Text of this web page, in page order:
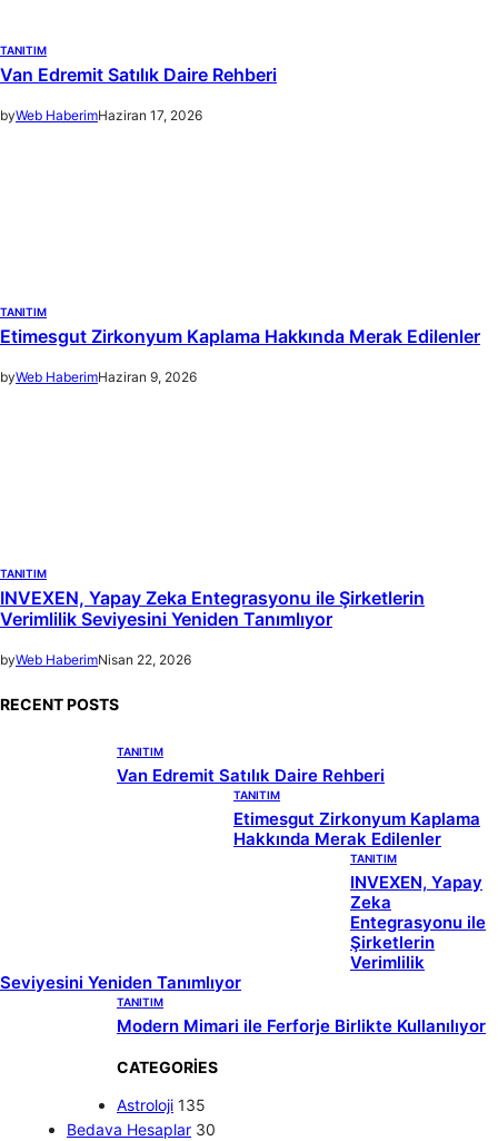
TANITIM
Van Edremit Satılık Daire Rehberi
byWeb HaberimHaziran 17, 2026
TANITIM
Etimesgut Zirkonyum Kaplama Hakkında Merak Edilenler
byWeb HaberimHaziran 9, 2026
TANITIM
INVEXEN, Yapay Zeka Entegrasyonu ile Şirketlerin
Verimlilik Seviyesini Yeniden Tanımlıyor
byWeb HaberimNisan 22, 2026
RECENT POSTS
TANITIM
Van Edremit Satılık Daire Rehberi
TANITIM
Etimesgut Zirkonyum Kaplama
Hakkında Merak Edilenler
TANITIM
INVEXEN, Yapay
Zeka
Entegrasyonu ile
Şirketlerin
Verimlilik
Seviyesini Yeniden Tanımlıyor
TANITIM
Modern Mimari ile Ferforje Birlikte Kullanılıyor
CATEGORIES
Astroloji 135
Bedava Hesaplar 30